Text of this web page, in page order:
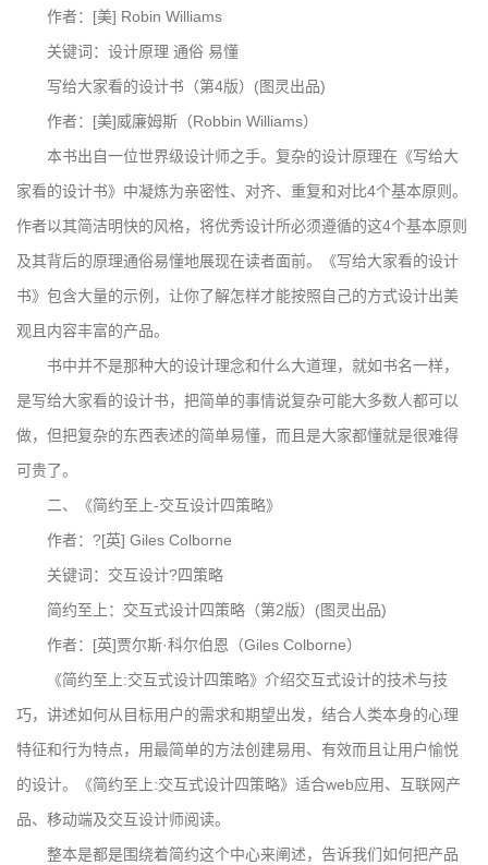
作者：[美] Robin Williams
关键词：设计原理 通俗 易懂
写给大家看的设计书（第4版）(图灵出品)
作者：[美]威廉姆斯（Robbin Williams）
本书出自一位世界级设计师之手。复杂的设计原理在《写给大
家看的设计书》中凝炼为亲密性、对齐、重复和对比4个基本原则。
作者以其简洁明快的风格，将优秀设计所必须遵循的这4个基本原则
及其背后的原理通俗易懂地展现在读者面前。《写给大家看的设计
书》包含大量的示例，让你了解怎样才能按照自己的方式设计出美
观且内容丰富的产品。
书中并不是那种大的设计理念和什么大道理，就如书名一样，
是写给大家看的设计书，把简单的事情说复杂可能大多数人都可以
做，但把复杂的东西表述的简单易懂，而且是大家都懂就是很难得
可贵了。
二、《简约至上-交互设计四策略》
作者：?[英] Giles Colborne
关键词：交互设计?四策略
简约至上：交互式设计四策略（第2版）(图灵出品)
作者：[英]贾尔斯·科尔伯恩（Giles Colborne）
《简约至上:交互式设计四策略》介绍交互式设计的技术与技
巧，讲述如何从目标用户的需求和期望出发，结合人类本身的心理
特征和行为特点，用最简单的方法创建易用、有效而且让用户愉悦
的设计。《简约至上:交互式设计四策略》适合web应用、互联网产
品、移动端及交互设计师阅读。
整本是都是围绕着简约这个中心来阐述，告诉我们如何把产品